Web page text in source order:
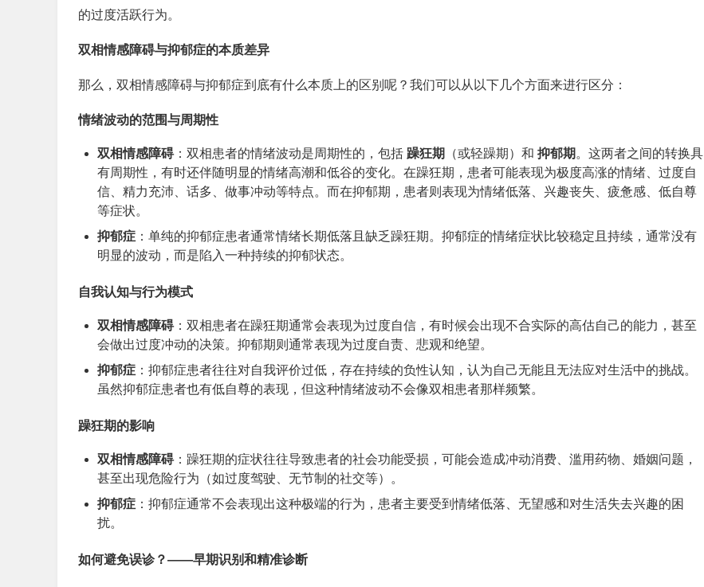
的过度活跃行为。
双相情感障碍与抑郁症的本质差异
那么，双相情感障碍与抑郁症到底有什么本质上的区别呢？我们可以从以下几个方面来进行区分：
情绪波动的范围与周期性
双相情感障碍：双相患者的情绪波动是周期性的，包括 躁狂期 （或轻躁期）和 抑郁期 。这两者之间的转换具
有周期性，有时还伴随明显的情绪高潮和低谷的变化。在躁狂期，患者可能表现为极度高涨的情绪、过度自
信、精力充沛、话多、做事冲动等特点。而在抑郁期，患者则表现为情绪低落、兴趣丧失、疲惫感、低自尊
等症状。
抑郁症 ：单纯的抑郁症患者通常情绪长期低落且缺乏躁狂期。抑郁症的情绪症状比较稳定且持续，通常没有
明显的波动，而是陷入一种持续的抑郁状态。
自我认知与行为模式
双相情感障碍：双相患者在躁狂期通常会表现为过度自信，有时候会出现不合实际的高估自己的能力，甚至
会做出过度冲动的决策。抑郁期则通常表现为过度自责、悲观和绝望。
抑郁症 ：抑郁症患者往往对自我评价过低，存在持续的负性认知，认为自己无能且无法应对生活中的挑战。
虽然抑郁症患者也有低自尊的表现，但这种情绪波动不会像双相患者那样频繁。
躁狂期的影响
双相情感障碍：躁狂期的症状往往导致患者的社会功能受损，可能会造成冲动消费、滥用药物、婚姻问题，
甚至出现危险行为（如过度驾驶、无节制的社交等）。
抑郁症 ：抑郁症通常不会表现出这种极端的行为，患者主要受到情绪低落、无望感和对生活失去兴趣的困
扰。
如何避免误诊？——早期识别和精准诊断